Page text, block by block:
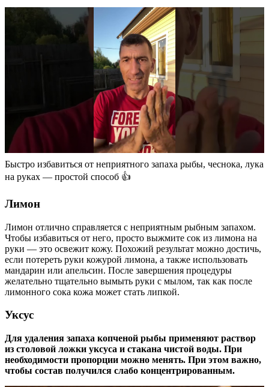
Быстро избавиться от неприятного запаха рыбы, чеснока, лука
на руках — простой способ 👍
Лимон
Лимон отлично справляется с неприятным рыбным запахом.
Чтобы избавиться от него, просто выжмите сок из лимона на
руки — это освежит кожу. Похожий результат можно достичь,
если потереть руки кожурой лимона, а также использовать
мандарин или апельсин. После завершения процедуры
желательно тщательно вымыть руки с мылом, так как после
лимонного сока кожа может стать липкой.
Уксус
Для удаления запаха копченой рыбы применяют раствор
из столовой ложки уксуса и стакана чистой воды. При
необходимости пропорции можно менять. При этом важно,
чтобы состав получился слабо концентрированным.